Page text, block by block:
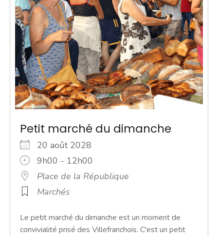
Petit marché du dimanche
20 août 2028
9h00 - 12h00
Place de la République
Marchés
Le petit marché du dimanche est un moment de
convivialité prisé des Villefranchois. C'est un petit